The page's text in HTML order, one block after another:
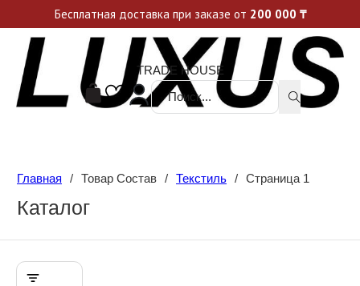
Уникальные акции и спецпредложения каждую неделю, не пропусти свой шанс
TRADE HOUSE
Поиск ...
Главная / Товар Состав / Текстиль / Страница 1
Каталог
Бесплатная доставка при заказе от 200 000 ₸